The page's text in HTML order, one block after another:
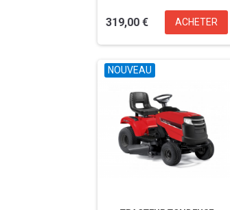
319,00 € ACHETER
NOUVEAU